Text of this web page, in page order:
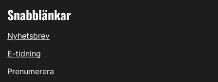
Snabblänkar
Nyhetsbrev
E-tidning
Prenumerera